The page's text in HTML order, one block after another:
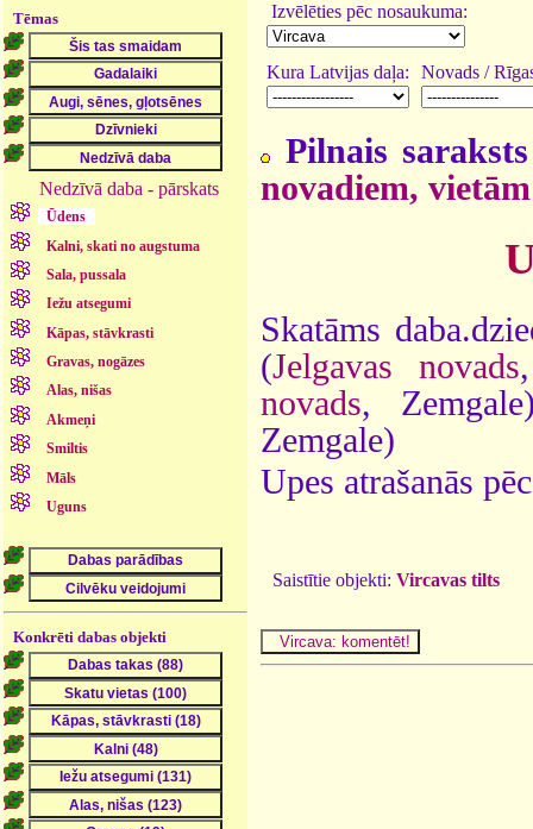
Tēmas
Nedzīvā daba - pārskats
Ūdens
Kalni, skati no augstuma
Sala, pussala
Iežu atsegumi
Kāpas, stāvkrasti
Gravas, nogāzes
Alas, nišas
Akmeņi
Smiltis
Māls
Uguns
Konkrēti dabas objekti
Izvēlēties pēc nosaukuma:
Kura Latvijas daļa: Novads /
Pilnais
novadiem, vietām
Skatāms
(Jelgavas novads
novads,
Zemgale)
Upes atrašanās
Saistītie objekti: Vircavas tilts